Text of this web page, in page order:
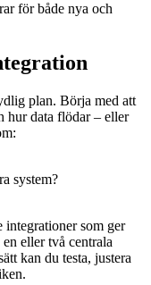
för både nya och
plan. Börja med att
hur data flödar – eller
system?
som ger
eller två centrala
kan du testa, justera